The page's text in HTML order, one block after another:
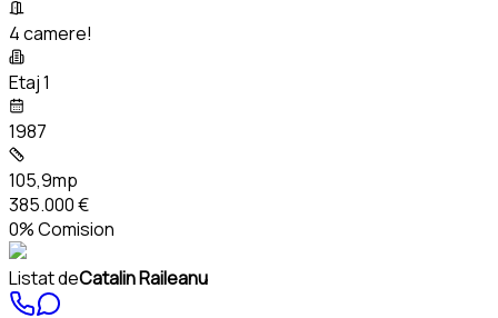
4 camere!
Etaj 1
1987
105,9mp
385.000 €
0% Comision
Listat deCatalin Raileanu